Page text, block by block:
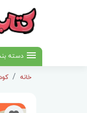
دسته
خانه